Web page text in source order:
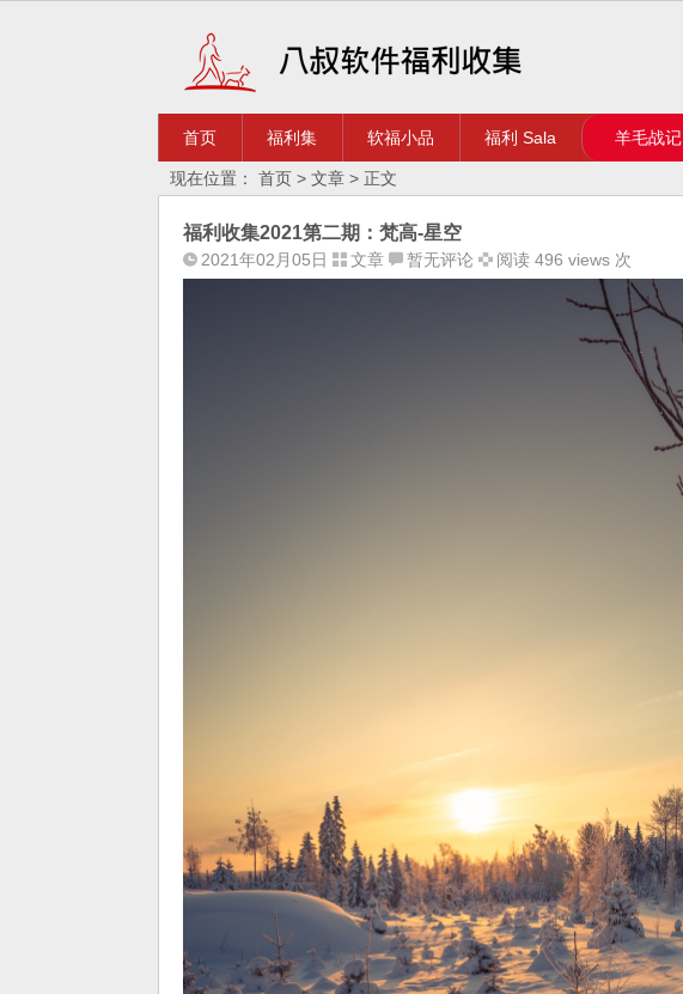
首页 福利集 软福小品 福利 Sala 羊毛战记
现在位置： 首页 > 文章 > 正文
福利收集2021第二期：梵高-星空
2021年02月05日 文章 暂无评论 阅读 496 views 次